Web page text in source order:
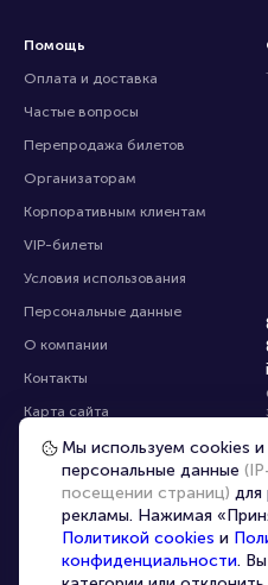
Помощь
Оплата и доставка
Частые вопросы
Перепродажа билетов
Организаторам
Корпоративным клиентам
VIP-билеты
Условия использования
Персональные данные
О компании
Контакты
Карта сайта
Управление cookies
Главная |
Мы используем cookies
персональные данные
посещении страниц) для
рекламы. Нажимая
Политикой cookies и
конфиденциальности.